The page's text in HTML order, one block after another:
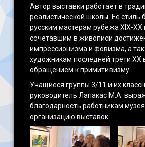
Автор выставки работает в
реалистической школы. Ее стиль
русским мастерам рубежа XIX-XX
сочетавшим в живописи
импрессионизма и фовизма, а
художникам последней трети XX
обращением к примитивизму.
Учащиеся группы 3/11 и их
руководитель Лапакас М.А.
благодарность работникам
организацию выставок.